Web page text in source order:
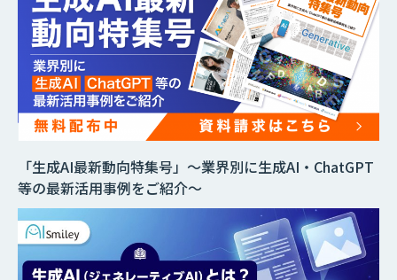
「生成AI最新動向特集号」～業界別に生成AI・ChatGPT
等の最新活用事例をご紹介～